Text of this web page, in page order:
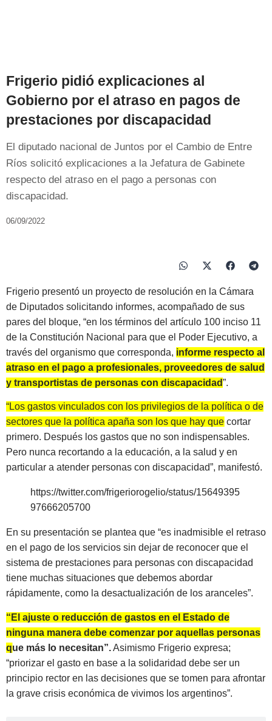
Frigerio pidió explicaciones al
Gobierno por el atraso en pagos de
prestaciones por discapacidad
El diputado nacional de Juntos por el Cambio de Entre
Ríos solicitó explicaciones a la Jefatura de Gabinete
respecto del atraso en el pago a personas con
discapacidad.
06/09/2022
Frigerio presentó un proyecto de resolución en la Cámara
de Diputados solicitando informes, acompañado de sus
pares del bloque, “en los términos del artículo 100 inciso 11
de la Constitución Nacional para que el Poder Ejecutivo, a
través del organismo que corresponda, informe respecto al
atraso en el pago a profesionales, proveedores de salud
y transportistas de personas con discapacidad”.
“Los gastos vinculados con los privilegios de la política o de
sectores que la política apaña son los que hay que cortar
primero. Después los gastos que no son indispensables.
Pero nunca recortando a la educación, a la salud y en
particular a atender personas con discapacidad”, manifestó.
https://twitter.com/frigeriorogelio/status/15649395
97666205700
En su presentación se plantea que “es inadmisible el retraso
en el pago de los servicios sin dejar de reconocer que el
sistema de prestaciones para personas con discapacidad
tiene muchas situaciones que debemos abordar
rápidamente, como la desactualización de los aranceles”.
“El ajuste o reducción de gastos en el Estado de
ninguna manera debe comenzar por aquellas personas
que más lo necesitan”.Asimismo Frigerio expresa;
“priorizar el gasto en base a la solidaridad debe ser un
principio rector en las decisiones que se tomen para afrontar
la grave crisis económica de vivimos los argentinos”.